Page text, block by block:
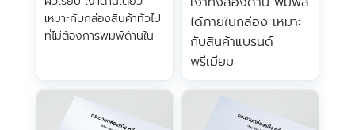
เหมาะกับกล่องสินค้าทั่วไป
ที่ไม่ต้องการพิมพ์ด้านใน
ได้ภายในกล่อง เหมาะ
กับสินค้าแบรนด์
พรีเมียม